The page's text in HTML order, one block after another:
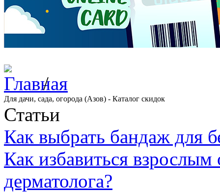
/
Для дачи, сада, огорода (Азов) - Каталог скидок
Статьи
Как выбрать бандаж для
Как избавиться
дерматолога?